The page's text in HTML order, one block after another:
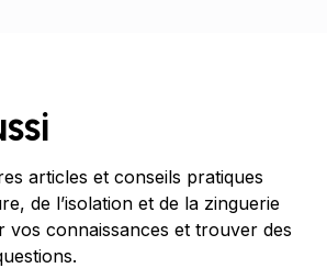
articles et conseils pratiques
de l’isolation et de la zinguerie
connaissances et trouver des